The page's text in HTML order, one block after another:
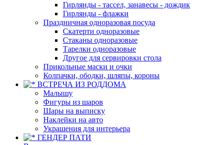
Гирлянды - тассел, занавесы - дождик
Гирлянды - флажки
Праздничная одноразовая посуда
Скатерти одноразовые
Стаканы одноразовые
Тарелки одноразовые
Другое для сервировки стола
Прикольные маски и очки
Колпачки, ободки, шляпы, короны
ВСТРЕЧА ИЗ РОДДОМА
Малышу
Фигуры из шаров
Шары на выписку
Наклейки на авто
Украшения для интерьера
ГЕНДЕР ПАТИ